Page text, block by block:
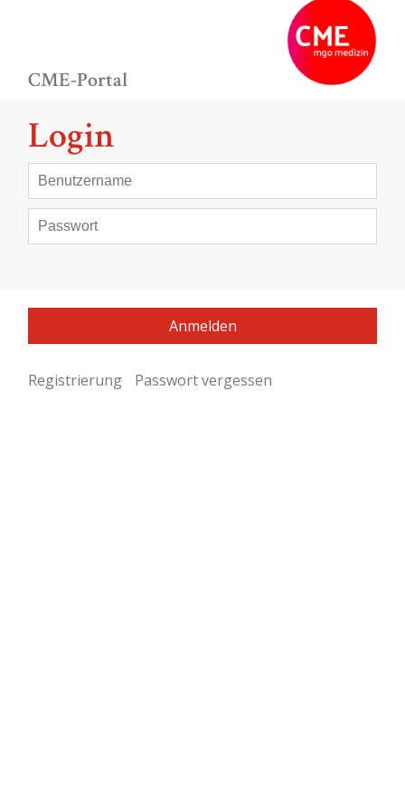
CME-Portal
Login
Registrierung Passwort vergessen